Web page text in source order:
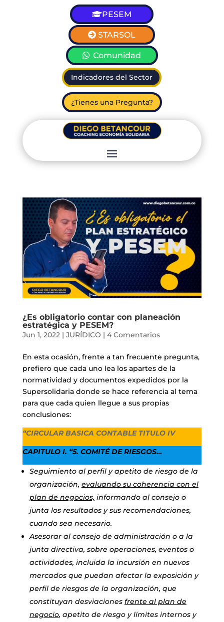
PESEM
STARSOL
Comunidad
Indicadores del Sector
¿Tienes una Pregunta?
¿Es obligatorio contar con planeación
estratégica y PESEM?
Jun 1, 2022| JURÍDICO | 4 Comentarios
En esta ocasión, frente a tan frecuente pregunta,
prefiero que cada uno lea los apartes de la
normatividad y documentos expedidos por la
Supersolidaria donde se hace referencia al tema
para que cada quien llegue a sus propias
conclusiones:
“CIRCULAR BASICA CONTABLE TITULO IV
CAPITULO I. “5. COMITÉ DE RIESGOS…
Seguimiento al perfil y apetito de riesgo de la
organización, evaluando su coherencia con el
plan de negocios, informando al consejo o
junta los resultados y sus recomendaciones,
cuando sea necesario.
Asesorar al consejo de administración o a la
junta directiva, sobre operaciones, eventos o
actividades, incluida la incursión en nuevos
mercados que puedan afectar la exposición y
perfil de riesgos de la organización, que
constituyan desviaciones frente al plan de
negocio, apetito de riesgo y límites internos y